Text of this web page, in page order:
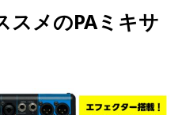
スメのPAミキサ